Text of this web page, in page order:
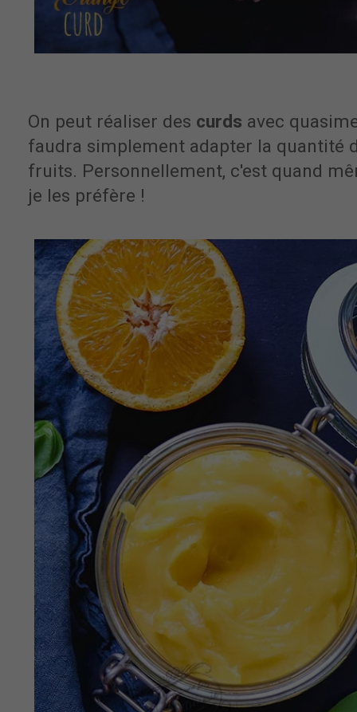
On peut réaliser des curds avec
faudra simplement adapter la quantité
fruits. Personnellement, c'est quand
je les préfère !